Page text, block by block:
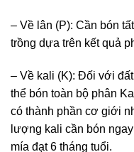
– Về lân (P): Cần bón
trồng dựa trên kết quả
– Về kali (K): Đối với
thể bón toàn bộ phân
có thành phần cơ giới
lượng kali cần bón
mía đạt 6 tháng tuổi.